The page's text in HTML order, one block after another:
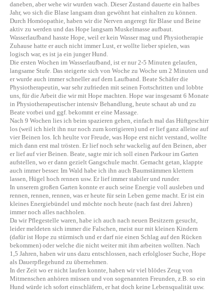
daneben, aber wehe wir wurden wach. Dieser Zustand dauerte ein halbes
Jahr, wo sich die Blase langsam dran gewöhnt hat einhalten zu können.
Durch Homöopathie, haben wir die Nerven angeregt für Blase und Beine
aktiv zu werden und das Hope langsam Muskelmasse aufbaut.
Wasserlaufband hasste Hope, weil er kein Wasser mag und Physiotherapie
Zuhause hatte er auch nicht immer Lust, er wollte lieber spielen, was
logisch war, es ist ja ein junger Hund.
Die ersten Wochen im Wasserlaufband, ist er nur 2-5 Minuten gelaufen,
langsame Stufe. Das steigerte sich von Woche zu Woche um 2 Minuten und
er wurde auch immer schneller auf dem Laufband. Beate Schäfer die
Physiotherapeutin, war sehr zufrieden mit seinen Fortschritten und lobbte
uns, für die Arbeit die wir mit Hope machten. Hope war insgesamt 6 Monate
in Physiotherapeutischer intensiv Behandlung, heute schaut ab und zu
Beate vorbei und ggf. bekommt er eine Massage.
Nach 9 Wochen lies ich beim spazieren gehen, einfach mal das Hüftgeschirr
los (weil ich hielt ihn nur noch zum korrigieren) und er lief ganz alleine auf
vier Beinen los. Ich heulte vor Freude, was Hope erst nicht verstand, wollte
mich dann erst mal trösten. Er lief noch sehr wackelig auf den Beinen, aber
er lief auf vier Beinen. Beate, sagte mir ich soll einen Parkour im Garten
aufstellen, wo er dann gezielt Gangschule macht. Gemacht getan, klappte
auch immer besser. Im Wald habe ich ihn auch Baumstämmen klettern
lassen, Hügel hoch rennen usw. Er lief immer stabiler und runder.
In unserem großen Garten konnte er auch seine Energie voll ausleben und
rennen, rennen, rennen, was er heute für sein Leben gerne macht. Er ist ein
kleines Energiebündel und möchte noch heute (nach fast drei Jahren)
immer noch alles nachholen.
Da wir Pflegestelle waren, habe ich auch nach neuen Besitzern gesucht,
leider meldeten sich immer die Falschen, meist nur mit kleinen Kindern
(dafür ist Hope zu stürmisch und er darf nie einen Schlag auf den Rücken
bekommen) oder welche die nicht weiter mit ihm arbeiten wollten. Nach
1,5 Jahren, haben wir uns dazu entschlossen, nach erfolgloser Suche, Hope
als Dauerpflegehund zu übernehmen.
In der Zeit wo er nicht laufen konnte, haben wir viel blödes Zeug von
Mitmenschen anhören müssen und von sogenannten Freunden, z.B. so ein
Hund würde ich sofort einschläfern, er hat doch keine Lebensqualität usw.